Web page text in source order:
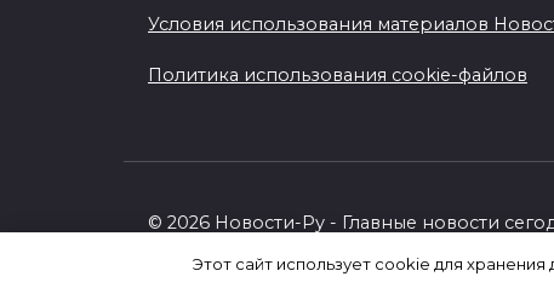
Условия использования материалов
Политика использования cookie-файлов
© 2026 Новости-Ру - Главные новости
Этот сайт использует cookie для